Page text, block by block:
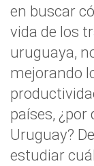
en buscar
vida de los
uruguaya,
mejorando
países, ¿por
Uruguay?
estudiar